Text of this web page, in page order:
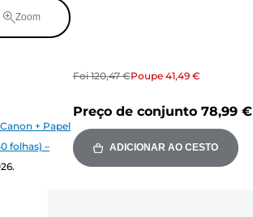
Zoom
+ Papel
folhas) –
Foi120,47 €Poupe 41,49 €
Preço de conjunto 78,99 €
ADICIONAR AO CESTO